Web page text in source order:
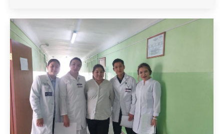
года в Городском Дворце культуры города
Семей состоялось мероприятие,
посвященное вручению дипломов 308
выпускникам бакалавриата иностранного
отделения Медицинского университета
Семей специальности «Общая медицина».
После…